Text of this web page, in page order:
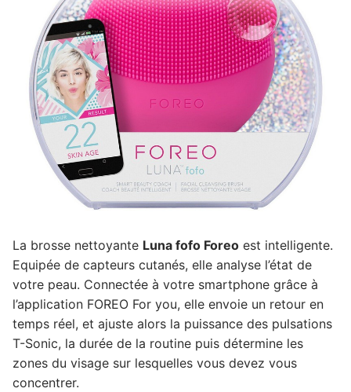
La brosse nettoyante Luna fofo Foreo est intelligente.
Equipée de capteurs cutanés, elle analyse l’état de
votre peau. Connectée à votre smartphone grâce à
l’application FOREO For you, elle envoie un retour en
temps réel, et ajuste alors la puissance des pulsations
T-Sonic, la durée de la routine puis détermine les
zones du visage sur lesquelles vous devez vous
concentrer.